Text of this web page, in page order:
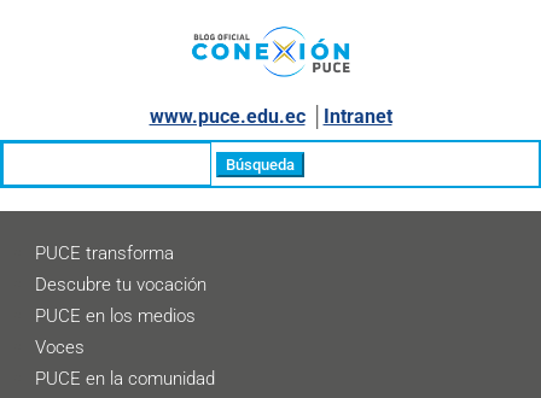
www.puce.edu.ec│ Intranet
PUCE transforma
Descubre tu vocación
PUCE en los medios
Voces
PUCE en la comunidad